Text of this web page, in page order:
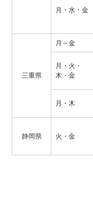
月・水・金
三重県
月～金
月・火・
木・金
月・木
静岡県 火・金